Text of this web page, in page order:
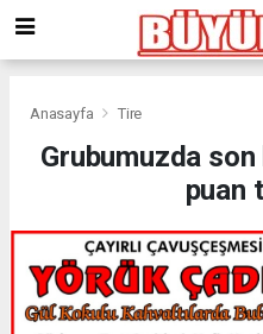
giriş
kingroyal
Anasayfa Tire
Grubumuzda
puan